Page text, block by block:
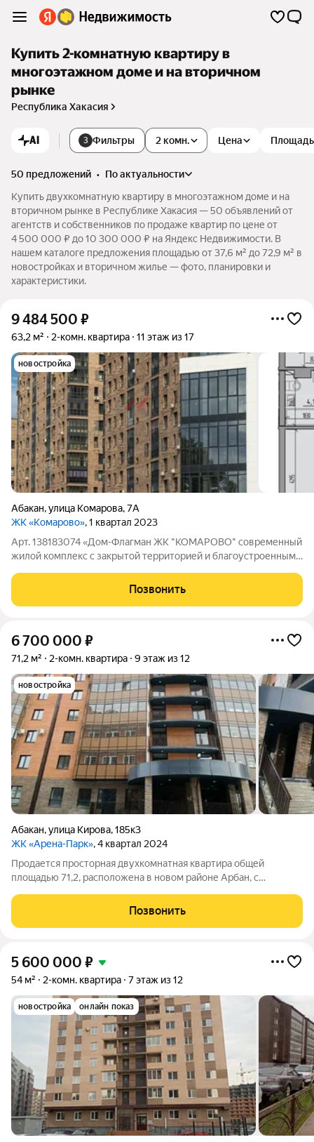
Купить 2-комнатную квартиру в
многоэтажном доме и на вторичном
рынке
Республика Хакасия
AI 3 Фильтры 2 комн. Цена Площадь
50 предложений •
по актуальности
Купить двухкомнатную квартиру в многоэтажном доме и на
вторичном рынке в Республике Хакасия — 50 объявлений от
агентств и собственников по продаже квартир по цене от
4 500 000 ₽ до 10 300 000 ₽ на Яндекс Недвижимости. В
нашем каталоге предложения площадью от 37,6 м² до 72,9 м² в
новостройках и вторичном жилье — фото, планировки и
характеристики.
9 484 500 ₽
63,2 м² 2-комн. квартира 11 этаж из 17
новостройка
Абакан,улица Комарова,7А
ЖК «Комарово», 1 квартал 2023
Арт. 138183074 «Дом-Флагман ЖК "КОМАРОВО" современный
жилой комплекс с закрытой территорией и благоустроенным
транзитного движения и лишнего шума. Пред-чистовая
отделка квартир. Ровные стены:
Позвонить
6 700 000 ₽
71,2 м² 2-комн. квартира 9 этаж из 12
новостройка
Абакан,улица Кирова,185к3
ЖК «Арена-Парк», 4 квартал 2024
Продается просторная двухкомнатная квартира общей
площадью 71,2, расположена в новом районе Арбан, с
отсутствию несущих стен. Предложение отличается выгодной
ценой, которая значительно ниже стоимости
Позвонить
5 600 000 ₽
54 м² 2-комн. квартира 7 этаж из 12
новостройка онлайн показ